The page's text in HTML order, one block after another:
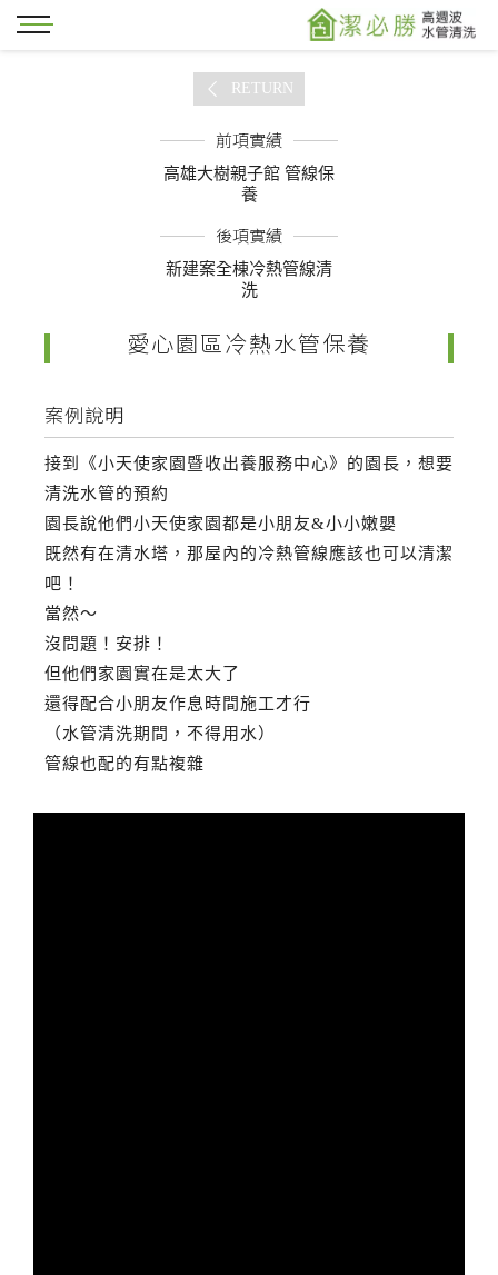
RETURN
前項實績
高雄大樹親子館 管線保
養
後項實績
新建案全棟冷熱管線清
洗
愛心園區冷熱水管保養
案例說明
接到《小天使家園暨收出養服務中心》的園長，想要
清洗水管的預約
園長說他們小天使家園都是小朋友&小小嫩嬰
既然有在清水塔，那屋內的冷熱管線應該也可以清潔
吧！
當然～
沒問題！安排！
但他們家園實在是太大了
還得配合小朋友作息時間施工才行
（水管清洗期間，不得用水）
管線也配的有點複雜